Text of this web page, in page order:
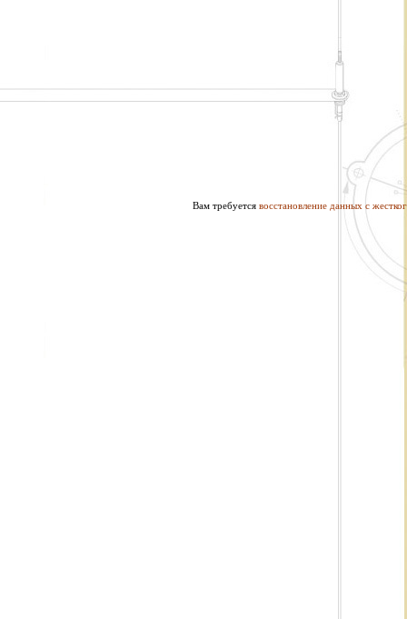
Вам требуется восстановление данных с